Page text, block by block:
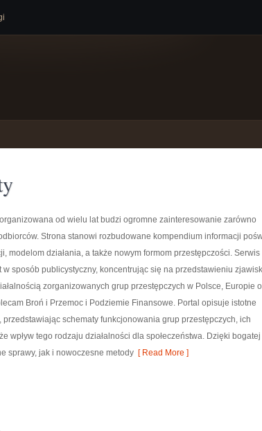
od wielu lat budzi ogromne zainteresowanie zarówno
Strona stanowi rozbudowane kompendium informacji
modelom działania, a także nowym formom przestępczości. Serwis
w sposób publicystyczny, koncentrując się na przedstawieniu zjawisk
zorganizowanych grup przestępczych w Polsce, Europie
Broń i Przemoc i Podziemie Finansowe. Portal opisuje istotne
schematy funkcjonowania grup przestępczych, ich
wpływ tego rodzaju działalności dla społeczeństwa. Dzięki
sprawy, jak i nowoczesne metody [ Read More ]